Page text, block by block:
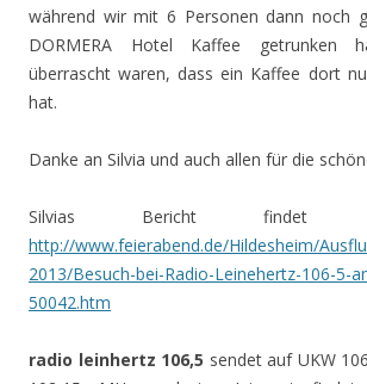
während wir mit 6 Personen dann noch
DORMERA Hotel Kaffee getrunken
überrascht waren, dass ein Kaffee dort
hat.
Danke an Silvia und auch allen für die
Silvias Bericht findet
http://www.feierabend.de/Hildesheim/
2013/Besuch-bei-Radio-Leinehertz-106-5-
50042.htm
radio leinhertz 106,5 sendet auf UKW